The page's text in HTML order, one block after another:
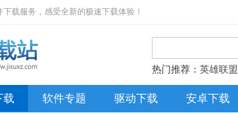
载服务，感受全新的极速下载体验！
热门推荐： 英雄联盟
载 软件专题 驱动下载 安卓下载